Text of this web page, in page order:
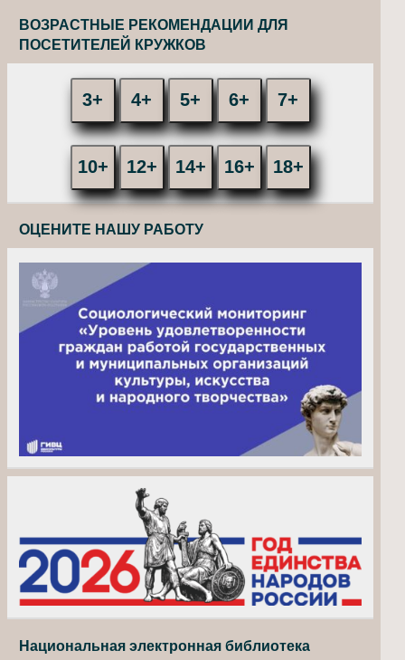
ВОЗРАСТНЫЕ РЕКОМЕНДАЦИИ ДЛЯ
ПОСЕТИТЕЛЕЙ КРУЖКОВ
3+ 4+ 5+ 6+ 7+
10+ 12+ 14+ 16+ 18+
ОЦЕНИТЕ НАШУ РАБОТУ
Национальная электронная библиотека